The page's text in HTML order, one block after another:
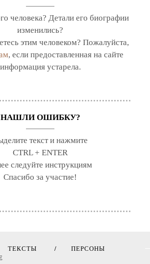
человека? Детали его биографии
изменились?
этим человеком? Пожалуйста,
, если предоставленная на сайте
информация устарела.
НАШЛИ ОШИБКУ?
текст и нажмите
CTRL + ENTER
следуйте инструкциям
Спасибо за участие!
ТЕКСТЫ
ПЕРСОНЫ